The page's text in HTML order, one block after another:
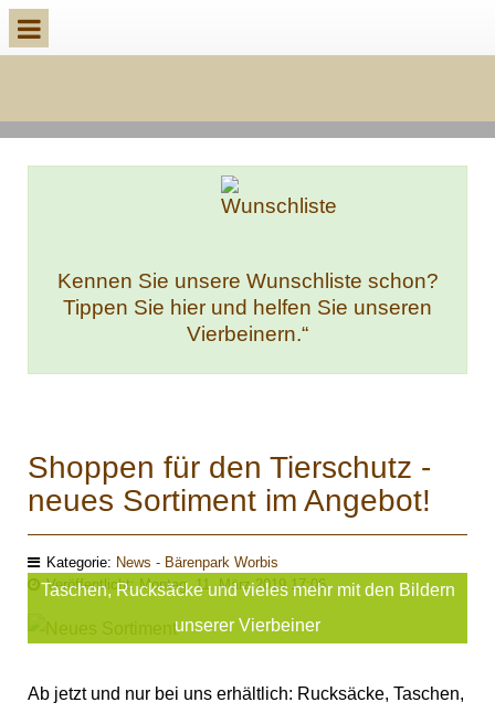
Kennen Sie unsere Wunschliste schon?
Tippen Sie hier und helfen Sie unseren
Vierbeinern.“
Shoppen für den Tierschutz -
neues Sortiment im Angebot!
Kategorie: News - Bärenpark Worbis
Veröffentlicht: Montag, 11. März 2019 17:06
Taschen, Rucksäcke und vieles mehr mit den Bildern
unserer Vierbeiner
Ab jetzt und nur bei uns erhältlich: Rucksäcke, Taschen,